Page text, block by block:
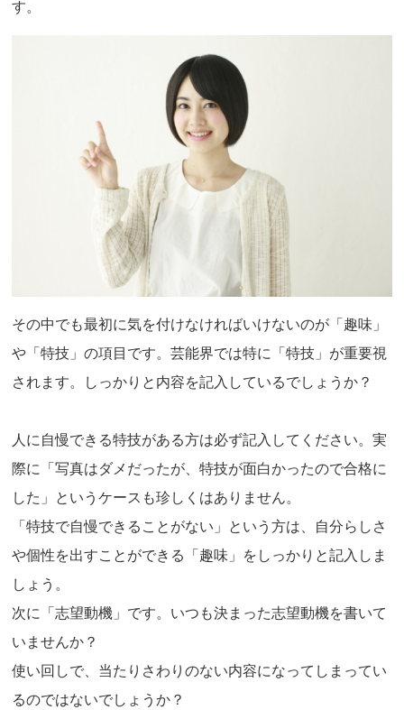
す。
その中でも最初に気を付けなければいけないのが「趣味」
や「特技」の項目です。芸能界では特に「特技」が重要視
されます。しっかりと内容を記入しているでしょうか？
人に自慢できる特技がある方は必ず記入してください。実
際に「写真はダメだったが、特技が面白かったので合格に
した」というケースも珍しくはありません。
「特技で自慢できることがない」という方は、自分らしさ
や個性を出すことができる「趣味」をしっかりと記入しま
しょう。
次に「志望動機」です。いつも決まった志望動機を書いて
いませんか？
使い回しで、当たりさわりのない内容になってしまってい
るのではないでしょうか？